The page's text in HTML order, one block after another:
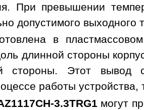
При превышении
допустимого выходного
в
длинной стороны
стороны. Этот
работы
3.3TRG1могут